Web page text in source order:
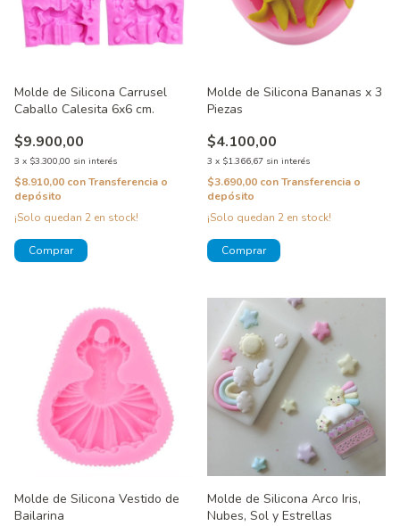
Molde de Silicona Carrusel
Caballo Calesita 6x6 cm.
$9.900,00
3 x $3.300,00 sin interés
$8.910,00 conTransferencia o
depósito
¡Solo quedan 2 en stock!
Molde de Silicona Bananas x 3
Piezas
$4.100,00
3 x $1.366,67 sin interés
$3.690,00 conTransferencia o
depósito
¡Solo quedan 2 en stock!
Molde de Silicona Vestido de
Bailarina
Molde de Silicona Arco Iris,
Nubes, Sol y Estrellas